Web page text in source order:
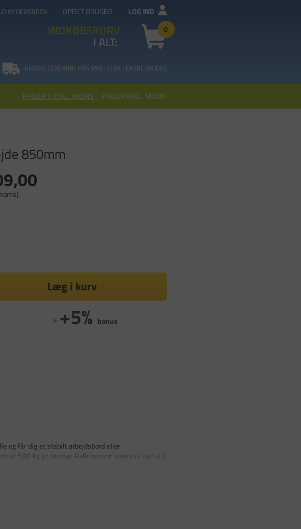
NYHEDSBREV OPRET BRUGER LOG IND
INDKØBSKURV 0
I ALT:
GRATIS LEVERING FRA 999,- (799,- EKSKL. MOMS)
PRISER EKSKL. MOMS | PRISER INKL. MOMS
850mm
Læg i kurv
+5% bonus
og får dig et stabilt arbejdsbord eller
er 500 kg pr. benpar. Pallebenene leveres i sæt á 2